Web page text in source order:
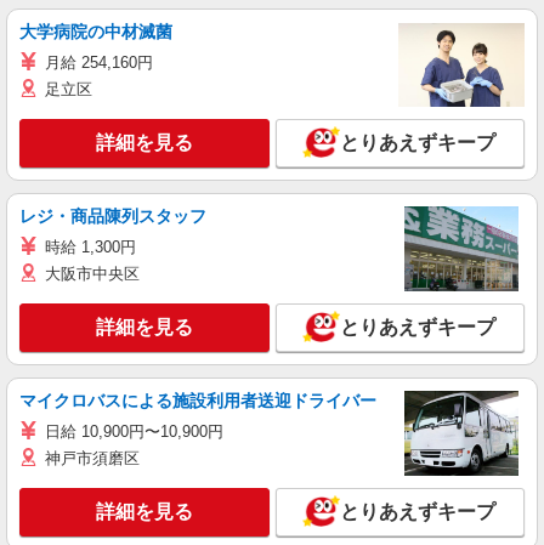
大学病院の中材滅菌
月給 254,160円
足立区
詳細を見る とりあえずキープ
レジ・商品陳列スタッフ
時給 1,300円
大阪市中央区
詳細を見る とりあえずキープ
マイクロバスによる施設利用者送迎ドライバー
日給 10,900円〜10,900円
神戸市須磨区
詳細を見る とりあえずキープ